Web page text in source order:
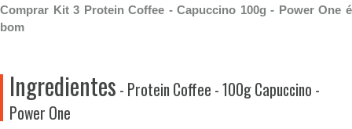
Comprar Kit 3 Protein Coffee - Capuccino 100g - Power One é
bom
Ingredientes - Protein Coffee - 100g Capuccino -
Power One